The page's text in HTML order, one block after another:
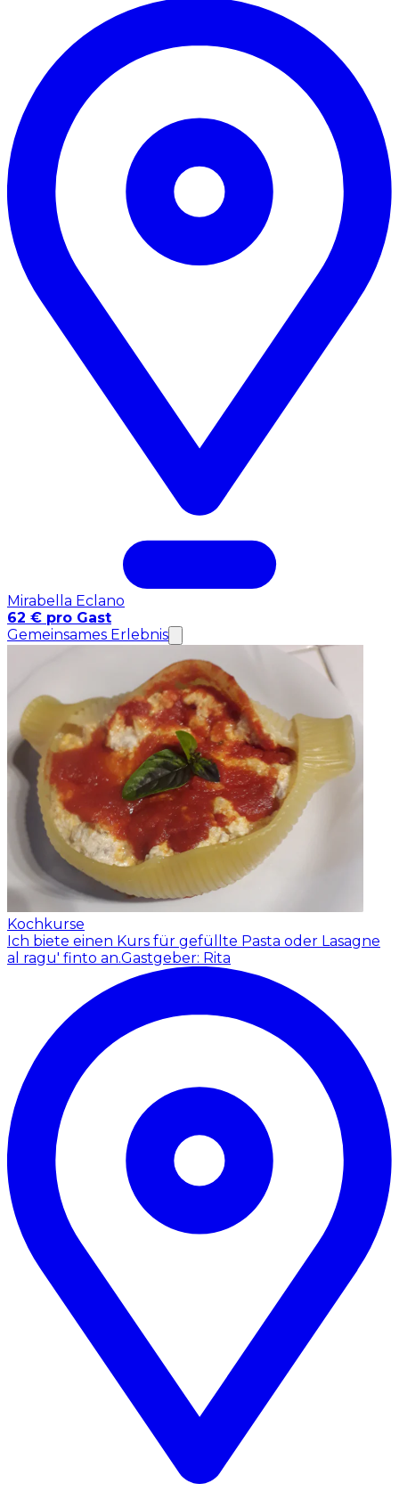
Mirabella Eclano
62 € pro Gast
Gemeinsames Erlebnis
Kochkurse
Ich biete einen Kurs für gefüllte Pasta oder Lasagne
al ragu' finto an.Gastgeber: Rita